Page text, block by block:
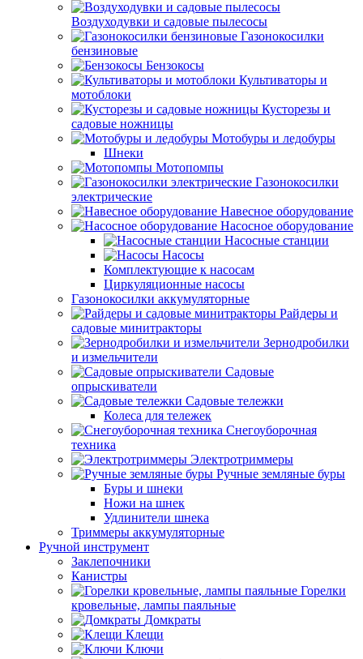
Воздуходувки и садовые пылесосы
Газонокосилки
бензиновые
Бензокосы
Культиваторы и
мотоблоки
Кусторезы и
садовые ножницы
Мотобуры и ледобуры
Шнеки
Мотопомпы
Газонокосилки
электрические
Навесное оборудование
Насосное оборудование
Насосные станции
Насосы
Комплектующие к насосам
Циркуляционные насосы
Газонокосилки аккумуляторные
Райдеры и
садовые минитракторы
Зернодробилки
и измельчители
Садовые
опрыскиватели
Садовые тележки
Колеса для тележек
Снегоуборочная
техника
Электротриммеры
Ручные земляные буры
Буры и шнеки
Ножи на шнек
Удлинители шнека
Триммеры аккумуляторные
Ручной инструмент
Заклепочники
Канистры
Горелки
кровельные, лампы паяльные
Домкраты
Клещи
Ключи